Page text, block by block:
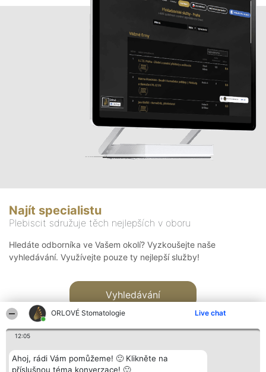
ORLOVÉ Stomatologie Live chat
12:05
Ahoj, rádi Vám pomůžeme! 🙂 Klikněte na
příslušnou téma konverzace! 🙂
Najít specialistu
Plebiscit sdružuje těch nejlepších v oboru
Hledáte odborníka ve Vašem okolí? Vyzkoušejte naše
vyhledávání. Využívejte pouze ty nejlepší služby!
Vyhledávání